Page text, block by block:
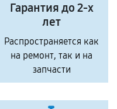
Гарантия до 2-х
лет
Распространяется как
на ремонт, так и на
запчасти